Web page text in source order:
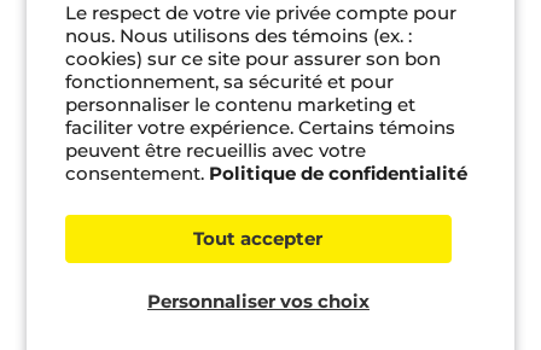
Le respect de votre vie privée compte pour
nous. Nous utilisons des témoins (ex. :
cookies) sur ce site pour assurer son bon
fonctionnement, sa sécurité et pour
personnaliser le contenu marketing et
faciliter votre expérience. Certains témoins
peuvent être recueillis avec votre
consentement. Politique de confidentialité
Personnaliser vos choix
Tout accepter
Je m'inscris
FacebookInstagramPinterest
© 2026 Bayard jeunesse •Gérer les témoins